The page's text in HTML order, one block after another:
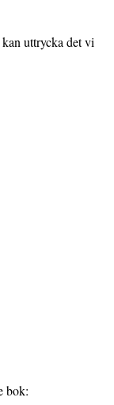
uttrycka det vi
bok: